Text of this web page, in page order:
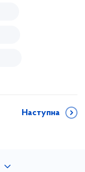
Наступна